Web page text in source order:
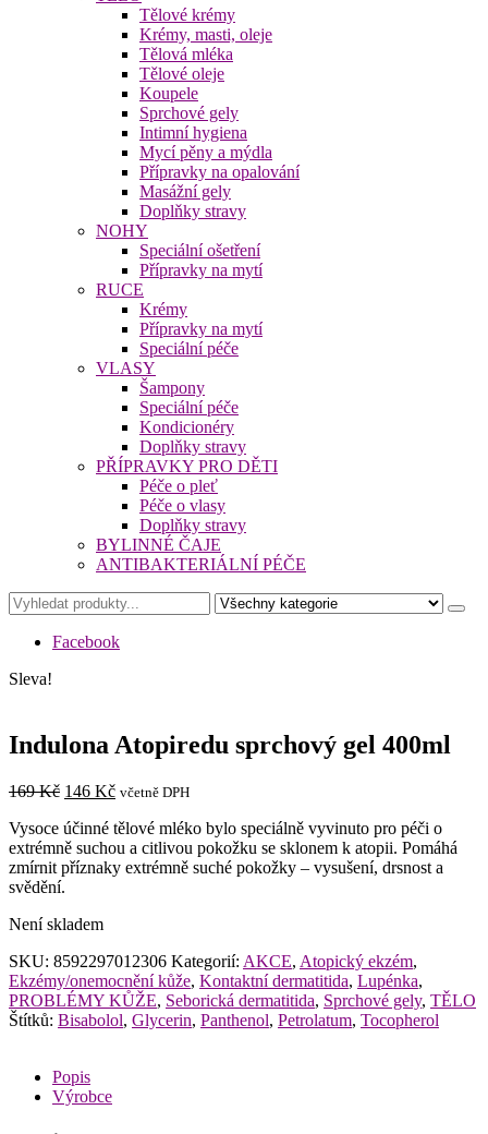
Tělové krémy
Krémy, masti, oleje
Tělová mléka
Tělové oleje
Koupele
Sprchové gely
Intimní hygiena
Mycí pěny a mýdla
Přípravky na opalování
Masážní gely
Doplňky stravy
NOHY
Speciální ošetření
Přípravky na mytí
RUCE
Krémy
Přípravky na mytí
Speciální péče
VLASY
Šampony
Speciální péče
Kondicionéry
Doplňky stravy
PŘÍPRAVKY PRO DĚTI
Péče o pleť
Péče o vlasy
Doplňky stravy
BYLINNÉ ČAJE
ANTIBAKTERIÁLNÍ PÉČE
Facebook
Sleva!
Indulona Atopiredu sprchový gel 400ml
169Kč Původní
byla:
169 Kč.
146 KčAktuální
je:
146 Kč.
včetně DPH
Vysoce účinné tělové mléko bylo speciálně vyvinuto pro péči o
extrémně suchou a citlivou pokožku se sklonem k atopii. Pomáhá
zmírnit příznaky extrémně suché pokožky – vysušení, drsnost a
svědění.
Není skladem
SKU: 8592297012306 Kategorií: AKCE, Atopický ekzém,
Ekzémy/onemocnění kůže, Kontaktní dermatitida, Lupénka,
PROBLÉMY KŮŽE, Seborická dermatitida, Sprchové gely, TĚLO
Štítků: Bisabolol, Glycerin, Panthenol, Petrolatum, Tocopherol
Popis
Výrobce